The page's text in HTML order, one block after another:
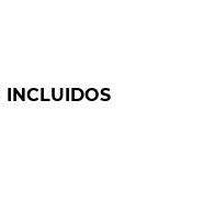
INCLUIDOS